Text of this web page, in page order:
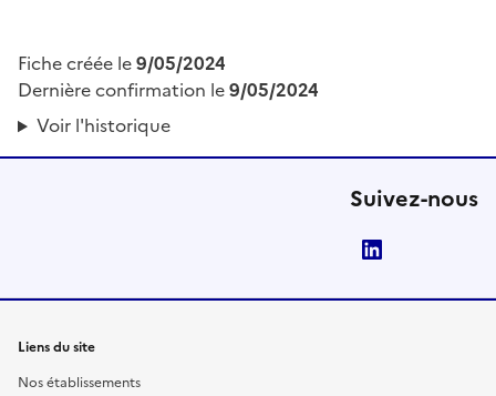
Fiche créée le9/05/2024
Dernière confirmation le9/05/2024
Voir l'historique
Suivez-nous
Liens du site
Nos établissements